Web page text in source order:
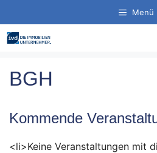
Inhalt
springen
Menü
BGH
Kommende
<li>Keine Veranstaltungen mit